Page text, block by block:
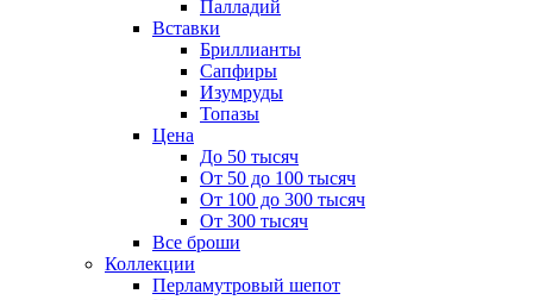
Палладий
Вставки
Бриллианты
Сапфиры
Изумруды
Топазы
Цена
До 50 тысяч
От 50 до 100 тысяч
От 100 до 300 тысяч
От 300 тысяч
Все броши
Коллекции
Перламутровый шепот